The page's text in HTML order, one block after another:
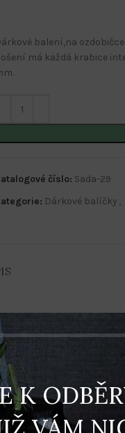
K
balení,na
má každá krabice
číslo: Sada-29
Dárkové balíčky ,